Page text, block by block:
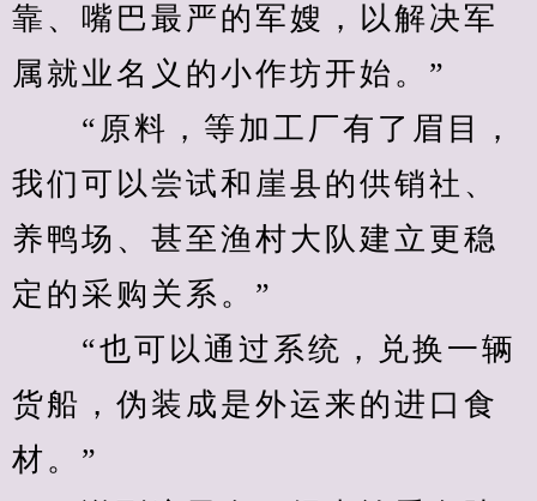
靠、嘴巴最严的军嫂，以解决军
属就业名义的小作坊开始。”
“原料，等加工厂有了眉目，
我们可以尝试和崖县的供销社、
养鸭场、甚至渔村大队建立更稳
定的采购关系。”
“也可以通过系统，兑换一辆
货船，伪装成是外运来的进口食
材。”